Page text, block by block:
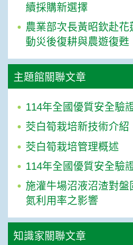
續採購新選擇
農業部次長黃昭欽赴
動災後復耕與農遊復甦
主題館關聯文章
114年全國優質安全驗
茭白筍栽培新技術介紹
茭白筍栽培管理概述
114年全國優質安全驗
施灌牛場沼液沼渣對
氮利用率之影響
知識家關聯文章